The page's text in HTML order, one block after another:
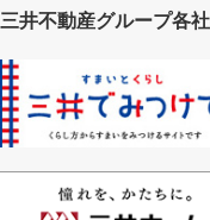
三井不動産グループ各